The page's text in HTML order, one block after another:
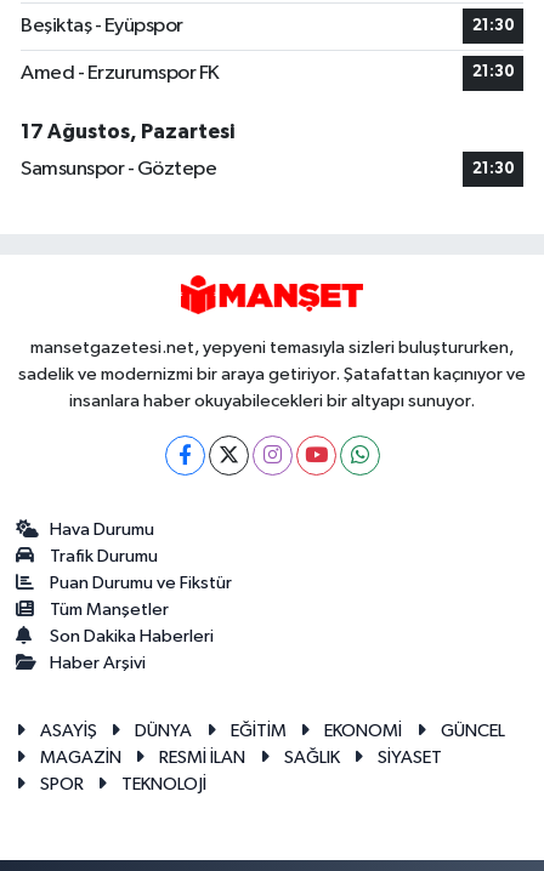
Beşiktaş - Eyüpspor 21:30
Amed - Erzurumspor FK 21:30
17 Ağustos, Pazartesi
Samsunspor - Göztepe
21:30
mansetgazetesi.net, yepyeni temasıyla sizleri buluştururken,
sadelik ve modernizmi bir araya getiriyor. Şatafattan kaçınıyor ve
insanlara haber okuyabilecekleri bir altyapı sunuyor.
Hava Durumu
Trafik Durumu
Puan Durumu ve Fikstür
Tüm Manşetler
Son Dakika Haberleri
Haber Arşivi
ASAYİŞ DÜNYA EĞİTİM EKONOMİ
GÜNCEL
MAGAZİN
RESMİ İLAN SAĞLIK
SİYASET
SPOR
TEKNOLOJİ